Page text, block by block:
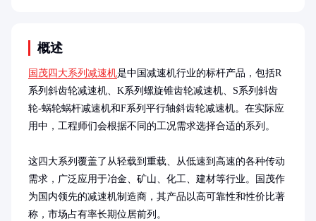
概述
国茂四大系列减速机是中国减速机行业的标杆产品，包括R
系列斜齿轮减速机、K系列螺旋锥齿轮减速机、S系列斜齿
轮-蜗轮蜗杆减速机和F系列平行轴斜齿轮减速机。在实际应
用中，工程师们会根据不同的工况需求选择合适的系列。
这四大系列覆盖了从轻载到重载、从低速到高速的各种传动
需求，广泛应用于冶金、矿山、化工、建材等行业。国茂作
为国内领先的减速机制造商，其产品以高可靠性和性价比著
称，市场占有率长期位居前列。